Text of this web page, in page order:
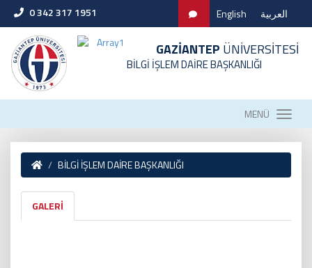
0 342 317 1951 English العربية
GAZİANTEP ÜNİVERSİTESİ
BİLGİ İŞLEM DAİRE BAŞKANLIĞI
MENÜ
BİLGİ İŞLEM DAİRE BAŞKANLIĞI
GALERİ